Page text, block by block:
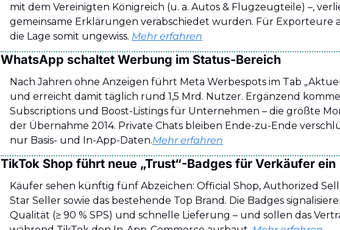
mit dem Vereinigten Königreich (u. a. Autos & Flugzeugteile) –,
gemeinsame Erklärungen verabschiedet wurden. Für Exporteure
die Lage somit ungewiss. Mehr erfahren
WhatsApp schaltet Werbung im Status-Bereich
Nach Jahren ohne Anzeigen führt Meta Werbespots im Tab
und erreicht damit täglich rund 1,5 Mrd. Nutzer. Ergänzend
Subscriptions und Boost-Listings für Unternehmen – die größte
der Übernahme 2014. Private Chats bleiben Ende-zu-Ende
nur Basis- und In-App-Daten.Mehr erfahren
TikTok Shop führt neue „Trust“-Badges für Verkäufer ein
Käufer sehen künftig fünf Abzeichen: Official Shop, Authorized
Star Seller sowie das bestehende Top Brand. Die Badges
Qualität (≥ 90 % SPS) und schnelle Lieferung – und sollen das